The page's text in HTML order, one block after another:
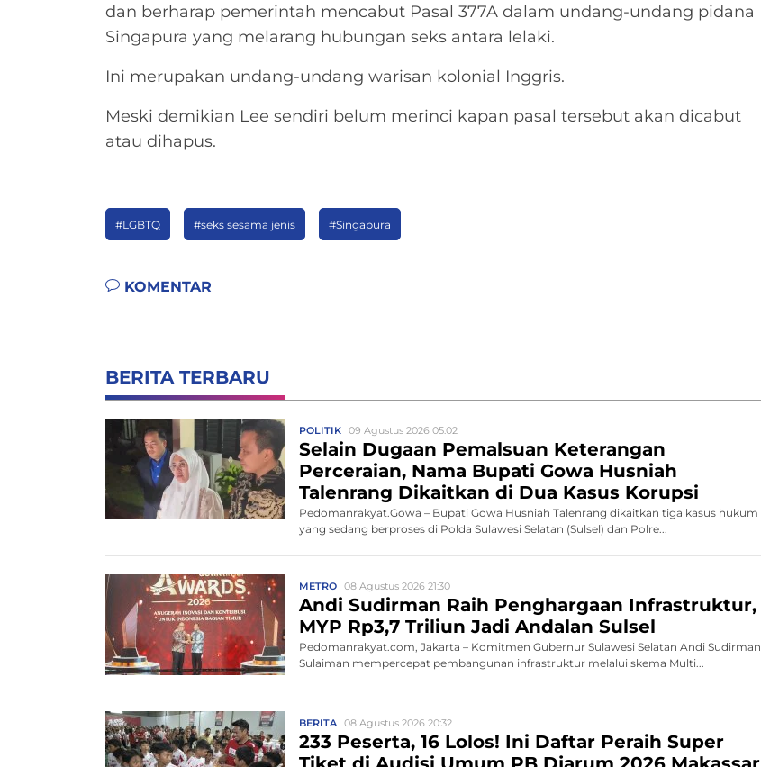
dan berharap pemerintah mencabut Pasal 377A dalam undang-undang pidana
Singapura yang melarang hubungan seks antara lelaki.
Ini merupakan undang-undang warisan kolonial Inggris.
Meski demikian Lee sendiri belum merinci kapan pasal tersebut akan dicabut
atau dihapus.
#LGBTQ #seks sesama jenis #Singapura
KOMENTAR
BERITA TERBARU
POLITIK 09 Agustus 2026 05:02
Selain Dugaan Pemalsuan Keterangan
Perceraian, Nama Bupati Gowa Husniah
Talenrang Dikaitkan di Dua Kasus Korupsi
Pedomanrakyat.Gowa – Bupati Gowa Husniah Talenrang dikaitkan tiga kasus hukum
yang sedang berproses di Polda Sulawesi Selatan (Sulsel) dan Polre...
METRO 08 Agustus 2026 21:30
Andi Sudirman Raih Penghargaan Infrastruktur,
MYP Rp3,7 Triliun Jadi Andalan Sulsel
Pedomanrakyat.com, Jakarta – Komitmen Gubernur Sulawesi Selatan Andi Sudirman
Sulaiman mempercepat pembangunan infrastruktur melalui skema Multi...
BERITA 08 Agustus 2026 20:32
233 Peserta, 16 Lolos! Ini Daftar Peraih Super